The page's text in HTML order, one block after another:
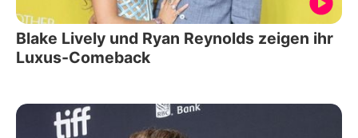
Blake Lively und Ryan Reynolds zeigen ihr
Luxus-Comeback